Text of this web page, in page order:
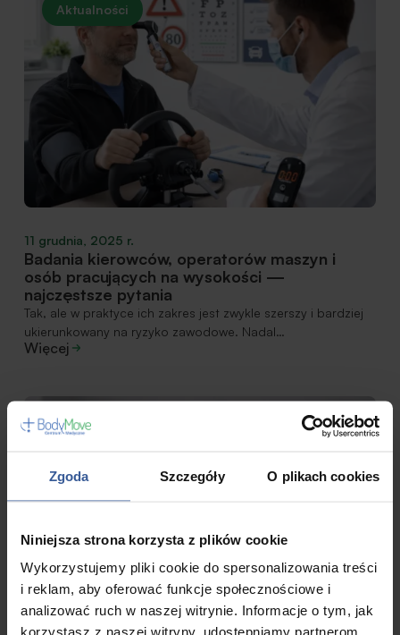
Zgoda Szczegóły O plikach cookies
Niniejsza strona korzysta z plików cookie
Wykorzystujemy pliki cookie do spersonalizowania treści
i reklam, aby oferować funkcje społecznościowe i
analizować ruch w naszej witrynie. Informacje o tym, jak
korzystasz z naszej witryny, udostępniamy partnerom
Aktualności
11 grudnia, 2025 r.
Badania kierowców, operatorów maszyn i
osób pracujących na wysokości —
najczęstsze pytania
Tak, ale w praktyce ich zakres jest zwykle szerszy i bardziej
ukierunkowany na ryzyko zawodowe. Nadal…
Więcej
Aktualności